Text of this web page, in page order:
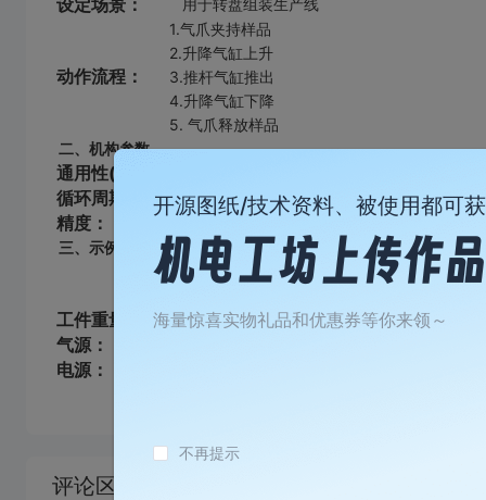
设定场景： 用于转盘组装生产线
动作流程：
1.气爪夹持样品
2.升降气缸上升
3.推杆气缸推出
4.升降气缸下降
5. 气爪释放样品
二、机构参数
通用性(单个样品负载)：
循环周期： 2（S）
精度：
±0.1(mm)
三、示例应用
工件重量： 21(g)
气源：
电源：
失
评论区
开源图纸/技术资料、被使用都可
海量惊喜实物礼品和优惠券等你来领～
不再提示